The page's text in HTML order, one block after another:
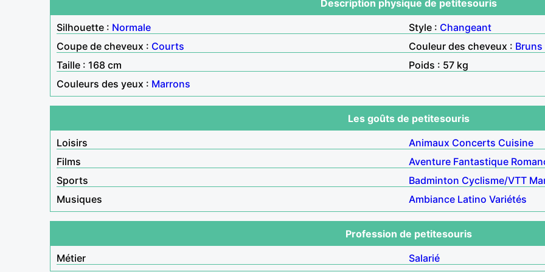
Description physique de petitesouris
Silhouette : Normale Style : Changeant
Coupe de cheveux : Courts Couleur des cheveux : Bruns
Taille : 168 cm
Poids : 57 kg
Couleurs des yeux : Marrons
Les goûts de petitesouris
Loisirs
Animaux Concerts Cuisine
Films
Aventure Fantastique
Sports
Badminton Cyclisme/VTT
Musiques
Ambiance Latino Variétés
Profession de petitesouris
Métier
Salarié